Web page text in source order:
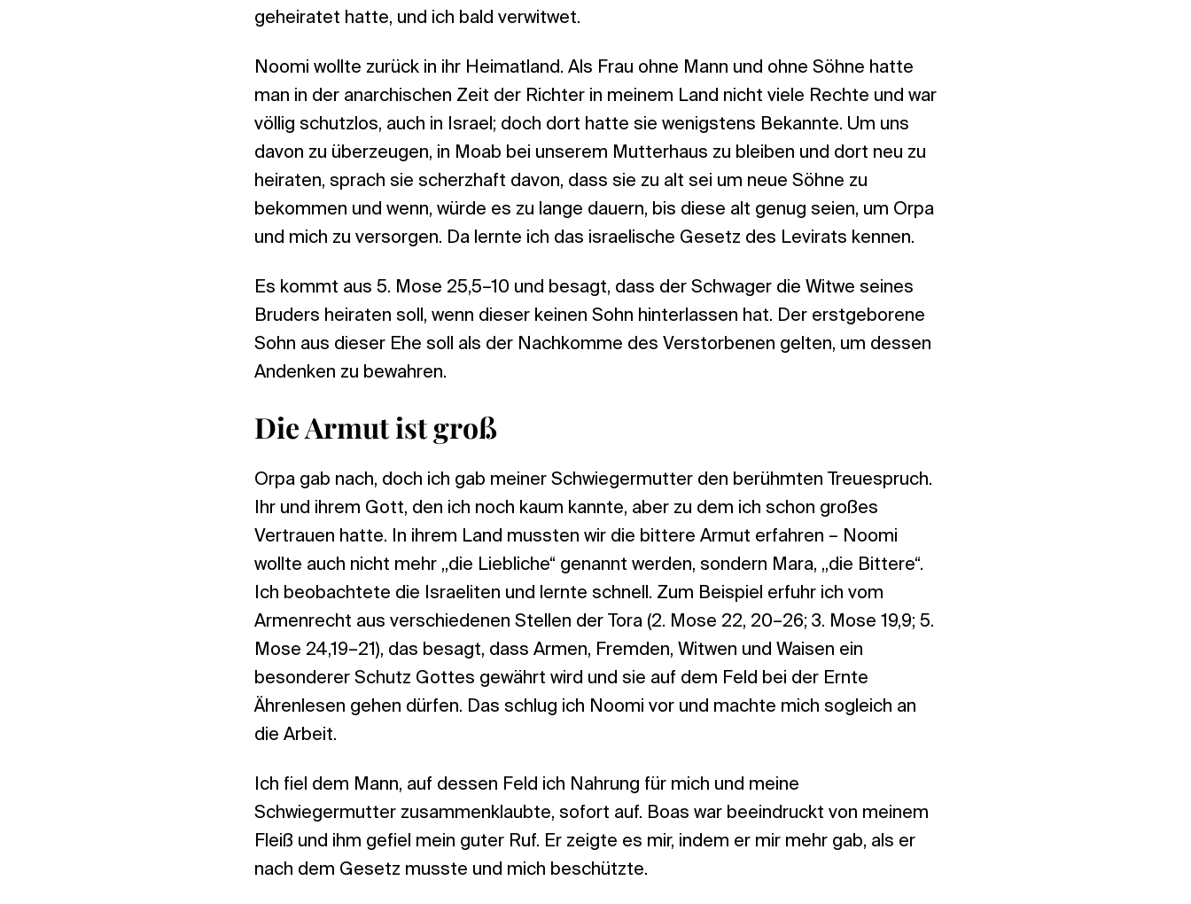
geheiratet hatte, und ich bald verwitwet.
Noomi wollte zurück in ihr Heimatland. Als Frau ohne Mann und ohne Söhne hatte
man in der anarchischen Zeit der Richter in meinem Land nicht viele Rechte und war
völlig schutzlos, auch in Israel; doch dort hatte sie wenigstens Bekannte. Um uns
davon zu überzeugen, in Moab bei unserem Mutterhaus zu bleiben und dort neu zu
heiraten, sprach sie scherzhaft davon, dass sie zu alt sei um neue Söhne zu
bekommen und wenn, würde es zu lange dauern, bis diese alt genug seien, um Orpa
und mich zu versorgen. Da lernte ich das israelische Gesetz des Levirats kennen.
Es kommt aus 5. Mose 25,5–10 und besagt, dass der Schwager die Witwe seines
Bruders heiraten soll, wenn dieser keinen Sohn hinterlassen hat. Der erstgeborene
Sohn aus dieser Ehe soll als der Nachkomme des Verstorbenen gelten, um dessen
Andenken zu bewahren.
Die Armut ist groß
Orpa gab nach, doch ich gab meiner Schwiegermutter den berühmten Treuespruch.
Ihr und ihrem Gott, den ich noch kaum kannte, aber zu dem ich schon großes
Vertrauen hatte. In ihrem Land mussten wir die bittere Armut erfahren – Noomi
wollte auch nicht mehr „die Liebliche“ genannt werden, sondern Mara, „die Bittere“.
Ich beobachtete die Israeliten und lernte schnell. Zum Beispiel erfuhr ich vom
Armenrecht aus verschiedenen Stellen der Tora (2. Mose 22, 20–26; 3. Mose 19,9; 5.
Mose 24,19–21), das besagt, dass Armen, Fremden, Witwen und Waisen ein
besonderer Schutz Gottes gewährt wird und sie auf dem Feld bei der Ernte
Ährenlesen gehen dürfen. Das schlug ich Noomi vor und machte mich sogleich an
die Arbeit.
Ich fiel dem Mann, auf dessen Feld ich Nahrung für mich und meine
Schwiegermutter zusammenklaubte, sofort auf. Boas war beeindruckt von meinem
Fleiß und ihm gefiel mein guter Ruf. Er zeigte es mir, indem er mir mehr gab, als er
nach dem Gesetz musste und mich beschützte.